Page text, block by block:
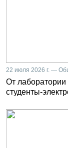
22 июля 2026 г. —
От лаборатории
студенты-